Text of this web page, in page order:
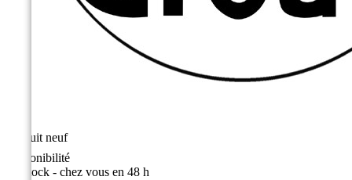
Produit neuf
Disponibilité
En stock - chez vous en 48 h